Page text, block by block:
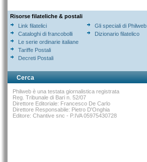
Risorse filateliche & postali
Link filatelici
Cataloghi di francobolli
Le serie ordinarie italiane
Tariffe Postali
Decreti Postali
Gli speciali di Philweb
Dizionario filatelico
Cerca
Philweb è una testata giornalistica registrata
Reg. Tribunale di Bari n. 52/07
Direttore Editoriale: Francesco De Carlo
Direttore Responsabile: Pietro D'Onghia
Editore: Chantive snc - P.IVA 05975430728